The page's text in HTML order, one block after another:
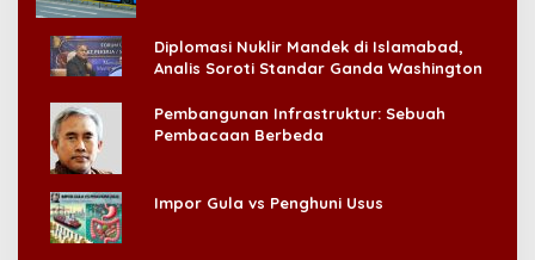
Diplomasi Nuklir Mandek di Islamabad,
Analis Soroti Standar Ganda Washington
Pembangunan Infrastruktur: Sebuah
Pembacaan Berbeda
Impor Gula vs Penghuni Usus